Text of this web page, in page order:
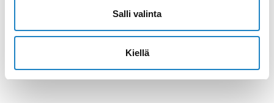
Salli valinta
Kiellä